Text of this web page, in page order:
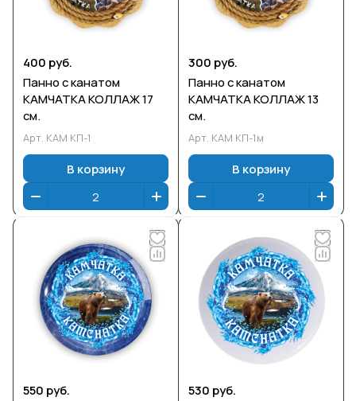
400 руб.
Панно с канатом
КАМЧАТКА КОЛЛАЖ 17
см.
Арт. КАМ КП-1
В корзину
300 руб.
Панно с канатом
КАМЧАТКА КОЛЛАЖ 13
см.
Арт. КАМ КП-1м
В корзину
550 руб.
530 руб.